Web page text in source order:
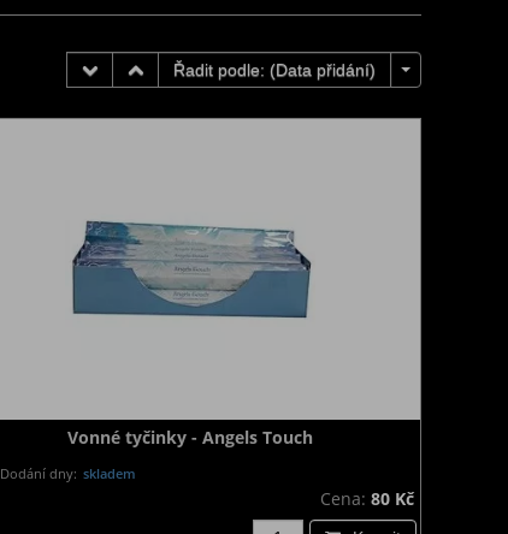
Řadit podle: (Data přidání)
Vonné tyčinky - Angels Touch
Dodání dny: skladem
Cena: 80 Kč